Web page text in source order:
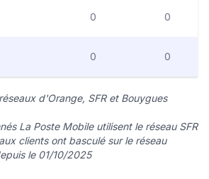
0 0
0 0
d'Orange, SFR et Bouygues
La Poste Mobile utilisent le réseau SFR
clients ont basculé sur le réseau
le 01/10/2025